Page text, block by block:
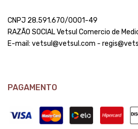
CNPJ 28.591.670/0001-49
RAZÃO SOCIAL Vetsul Comercio de
E-mail: vetsul@vetsul.com -
PAGAMENTO